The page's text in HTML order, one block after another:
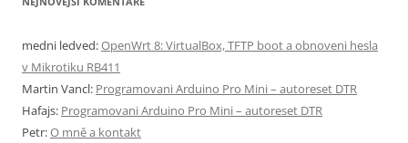
medni ledved:OpenWrt 8: VirtualBox, TFTP boot a obnoveni hesla
v Mikrotiku RB411
Martin Vancl: Programovani Arduino Pro Mini – autoreset DTR
Hafajs: Programovani Arduino Pro Mini – autoreset DTR
Petr:O mně a kontakt